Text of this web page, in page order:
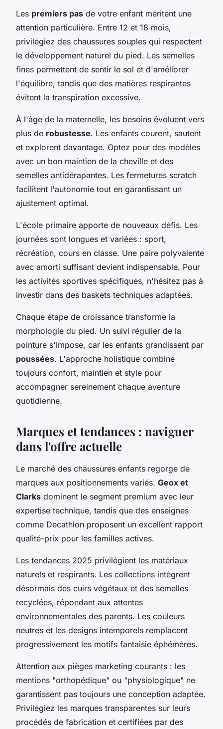
Les premiers pas de votre enfant méritent une
attention particulière. Entre 12 et 18 mois,
privilégiez des chaussures souples qui respectent
le développement naturel du pied. Les semelles
fines permettent de sentir le sol et d'améliorer
l'équilibre, tandis que des matières respirantes
évitent la transpiration excessive.
À l'âge de la maternelle, les besoins évoluent vers
plus de robustesse. Les enfants courent, sautent
et explorent davantage. Optez pour des modèles
avec un bon maintien de la cheville et des
semelles antidérapantes. Les fermetures scratch
facilitent l'autonomie tout en garantissant un
ajustement optimal.
L'école primaire apporte de nouveaux défis. Les
journées sont longues et variées : sport,
récréation, cours en classe. Une paire polyvalente
avec amorti suffisant devient indispensable. Pour
les activités sportives spécifiques, n'hésitez pas à
investir dans des baskets techniques adaptées.
Chaque étape de croissance transforme la
morphologie du pied. Un suivi régulier de la
pointure s'impose, car les enfants grandissent par
poussées. L'approche holistique combine
toujours confort, maintien et style pour
accompagner sereinement chaque aventure
quotidienne.
Marques et tendances : naviguer
dans l'offre actuelle
Le marché des chaussures enfants regorge de
marques aux positionnements variés. Geox et
Clarks dominent le segment premium avec leur
expertise technique, tandis que des enseignes
comme Decathlon proposent un excellent rapport
qualité-prix pour les familles actives.
Les tendances 2025 privilégient les matériaux
naturels et respirants. Les collections intègrent
désormais des cuirs végétaux et des semelles
recyclées, répondant aux attentes
environnementales des parents. Les couleurs
neutres et les designs intemporels remplacent
progressivement les motifs fantaisie éphémères.
Attention aux pièges marketing courants : les
mentions "orthopédique" ou "physiologique" ne
garantissent pas toujours une conception adaptée.
Privilégiez les marques transparentes sur leurs
procédés de fabrication et certifiées par des